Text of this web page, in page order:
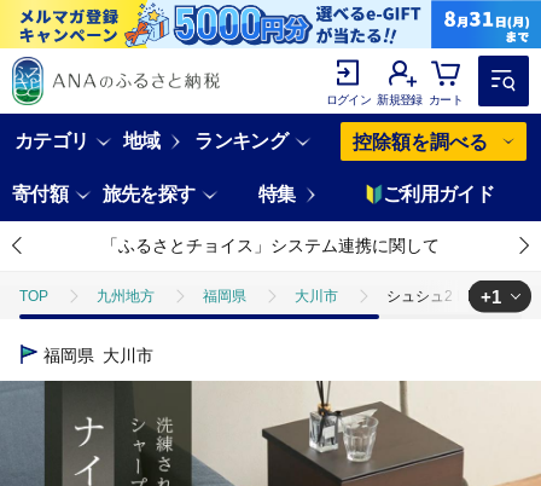
ログイン 新規登録 カート
カテゴリ 地域 ランキング 控除額を調べる
寄付額 旅先を探す 特集 ご利用ガイド
「ふるさとチョイス」システム連携に関して
TOP 九州地方 福岡県 大川市 シュシュ2 DK 35H ナ
TOP
+1
福岡県 大川市